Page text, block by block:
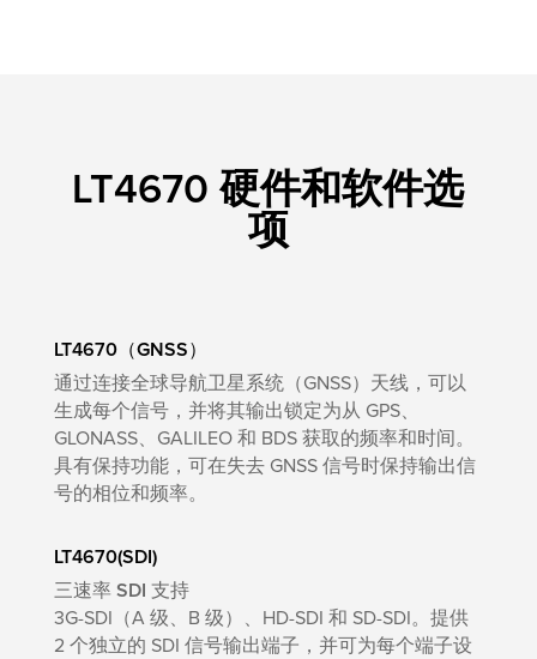
LT4670 硬件和软件选
项
LT4670（GNSS）
通过连接全球导航卫星系统（GNSS）天线，可以
生成每个信号，并将其输出锁定为从 GPS、
GLONASS、GALILEO 和 BDS 获取的频率和时间。
具有保持功能，可在失去 GNSS 信号时保持输出信
号的相位和频率。
LT4670(SDI)
三速率 SDI 支持
3G-SDI（A 级、B 级）、HD-SDI 和 SD-SDI。提供
2 个独立的 SDI 信号输出端子，并可为每个端子设